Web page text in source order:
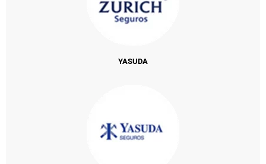
YASUDA